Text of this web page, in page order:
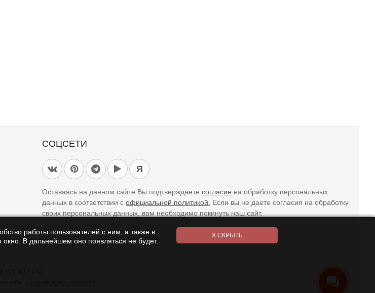
СОЦСЕТИ
Я
Оставаясь на данном сайте Вы подтверждаете согласие на обработку персональных
данных в соответствии с официальной политикой.
Если вы не даете согласия на обработку
своих персональных данных, вам необходимо покинуть наш сайт.
работы пользователей с ним, а также в
В дальнейшем оно появляться не будет.